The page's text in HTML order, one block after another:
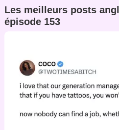
Les meilleurs posts
épisode 153